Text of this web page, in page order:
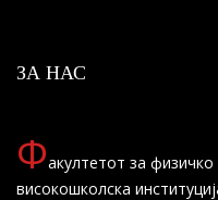
ЗА НАС
Факултетот за
високошколска